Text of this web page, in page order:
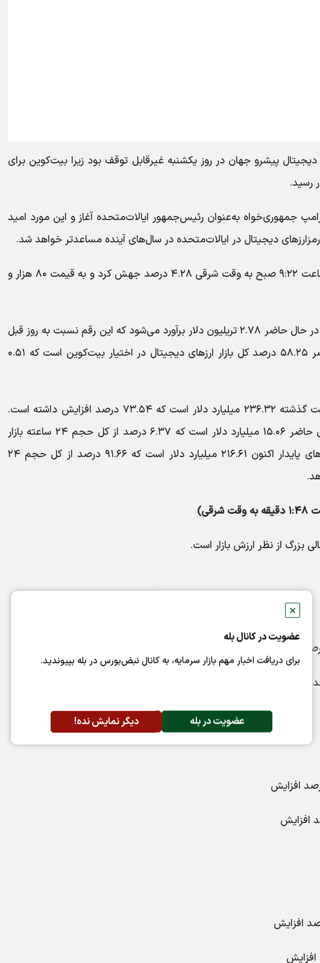
✕
عضویت در کانال بله
برای دریافت اخبار مهم بازار سرمایه، به کانال نبض‌بورس در بله بپیوندید.
عضویت در بله دیگر نمایش نده!
پیشرو جهان در روز یکشنبه غیرقابل توقف بود زیرا بیت‌کوین برای
جمهوری‌خواه به‌عنوان رئیس‌جمهور ایالات‌متحده آغاز و این مورد امید
رمزارزهای دیجیتال در ایالات‌متحده در سال‌های آینده مساعدتر خواهد شد.
مارکت نوشت، در همان روز بیت‌کوین در ساعت ۹:۲۲ صبح به وقت شرقی ۴.۲۸ درصد جهش کرد و به قیمت ۸۰ هزار و
مجموع ارزش بازار جهانی ارزهای دیجیتال در حال حاضر ۲.۷۸ تریلیون دلار برآورد می‌شود که این رقم نسبت به روز قبل
۲.۱۶ درصد بیشتر شده است. در حال حاضر ۵۸.۲۵ درصد کل بازار ارزهای دیجیتال در اختیار بیت‌کوین است که ۰.۵۱
حجم کل بازار ارزهای دیجیتال در ۲۴ ساعت گذشته ۲۳۶.۳۲ میلیارد دلار است که ۷۳.۵۴ درصد افزایش داشته است.
حجم کل در امور مالی غیر متمرکز در حال حاضر ۱۵.۰۶ میلیارد دلار است که ۶.۳۷ درصد از کل حجم ۲۴ ساعته بازار
ارزهای دیجیتال بوده و حجم تمام سکه‌های پایدار اکنون ۲۱۶.۶۱ میلیارد دلار است که ۹۱.۶۶ درصد از کل حجم ۲۴